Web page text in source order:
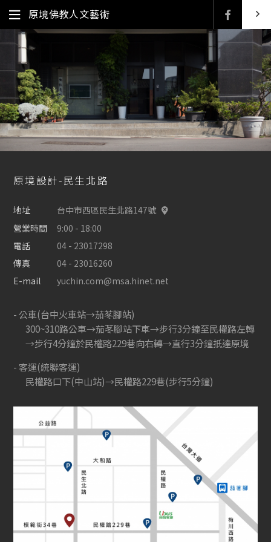
原境佛教人文藝術
原境設計-民生北路
地址
台中市西區民生北路147號
營業時間
9:00 - 18:00
電話
04 - 23017298
傳真
04 - 23016260
E-mail
yuchin.com@msa.hinet.net
公車(台中火車站→茄苳腳站)
300~310路公車→茄苳腳站下車→步行3分鐘至民權路左轉
→步行4分鐘於民權路229巷向右轉→直行3分鐘扺達原境
客運(統聯客運)
民權路口下(中山站)→民權路229巷(步行5分鐘)